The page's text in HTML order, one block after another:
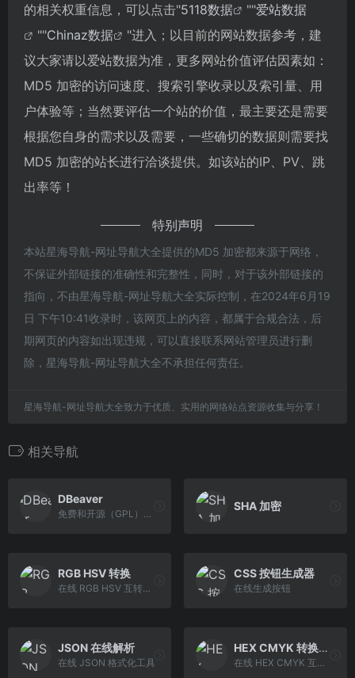
的相关权重信息，可以点击"5118数据 ""爱站数据
""Chinaz数据
"进入；以目前的网站数据参考，建
议大家请以爱站数据为准，更多网站价值评估因素如：
MD5 加密的访问速度、搜索引擎收录以及索引量、用
户体验等；当然要评估一个站的价值，最主要还是需要
根据您自身的需求以及需要，一些确切的数据则需要找
MD5 加密的站长进行洽谈提供。如该站的IP、PV、跳
出率等！
特别声明
本站星海导航-网址导航大全提供的MD5 加密都来源于网络，
不保证外部链接的准确性和完整性，同时，对于该外部链接的
指向，不由星海导航-网址导航大全实际控制，在2024年6月19
日 下午10:41收录时，该网页上的内容，都属于合规合法，后
期网页的内容如出现违规，可以直接联系网站管理员进行删
除，星海导航-网址导航大全不承担任何责任。
星海导航-网址导航大全致力于优质、实用的网络站点资源收集与分享！
相关导航
DBeaver
免费和开源（GPL）为开发人员和数据库管理员通用数据库工具。
SHA 加密
RGB HSV 转换
在线 RGB HSV 互转工具
CSS 按钮生成器
在线生成按钮
JSON 在线解析
在线 JSON 格式化工具
HEX CMYK 转换工具
在线 HEX CMYK 互转工具